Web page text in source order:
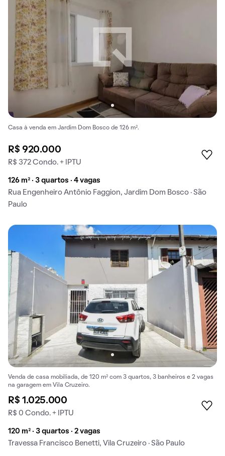
Casa à venda em Jardim Dom Bosco de 126 m².
R$ 920.000
R$ 372 Condo. + IPTU
126 m² · 3 quartos · 4 vagas
Rua Engenheiro Antônio Faggion, Jardim Dom Bosco · São
Paulo
Venda de casa mobiliada, de 120 m² com 3 quartos, 3 banheiros e 2 vagas
na garagem em Vila Cruzeiro.
R$ 1.025.000
R$ 0 Condo. + IPTU
120 m² · 3 quartos · 2 vagas
Travessa Francisco Benetti, Vila Cruzeiro · São Paulo